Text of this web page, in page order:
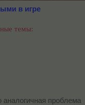
в игре
темы:
проблема